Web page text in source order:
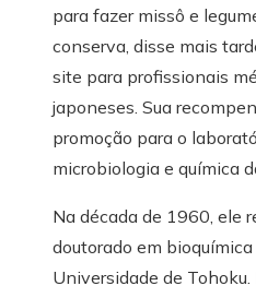
para fazer missô e
conserva, disse mais
site para profissionais
japoneses. Sua
promoção para o
microbiologia e química
Na década de 1960, ele
doutorado em
Universidade de